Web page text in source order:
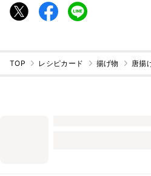
TOP レシピカード 揚げ物 唐揚